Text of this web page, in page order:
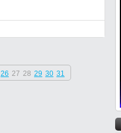
26 27 28 29 30 31